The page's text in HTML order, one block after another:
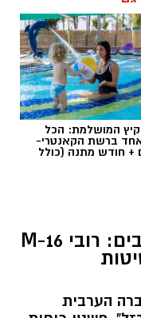
המושלמת: הכל
ברשת הקאנטרי-
+ חודש מתנה (כולל
ארסנל צה"לי בלב היישובים: רובי M-16
הערבית